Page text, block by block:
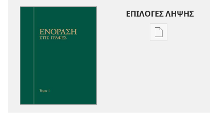
ΕΠΙΛΟΓΕΣ ΛΗΨΗΣ
Επιλογές